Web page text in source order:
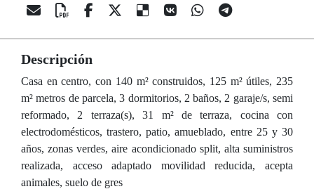
Descripción
Casa en centro, con 140 m² construidos, 125 m² útiles, 235
m² metros de parcela, 3 dormitorios, 2 baños, 2 garaje/s, semi
reformado, 2 terraza(s), 31 m² de terraza, cocina con
electrodomésticos, trastero, patio, amueblado, entre 25 y 30
años, zonas verdes, aire acondicionado split, alta suministros
realizada, acceso adaptado movilidad reducida, acepta
animales, suelo de gres